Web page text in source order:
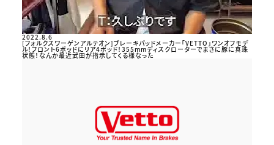
2022.8.6
[フォルクスワーゲンアルテオン]ブレーキパッドメーカー「VETTO」ワンオフモデ
ル！フロント6ポッドにリア4ポッド！355mmディスクローターでまさに豚に真珠
状態！なんか最近武田が指示してくる様なった